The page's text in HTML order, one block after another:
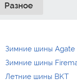
Разное
Зимние шины Agate
Зимние шины
Летние шины BKT